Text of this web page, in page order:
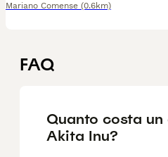
Mariano Comense (0.6km)
FAQ
Quanto costa
Akita Inu?